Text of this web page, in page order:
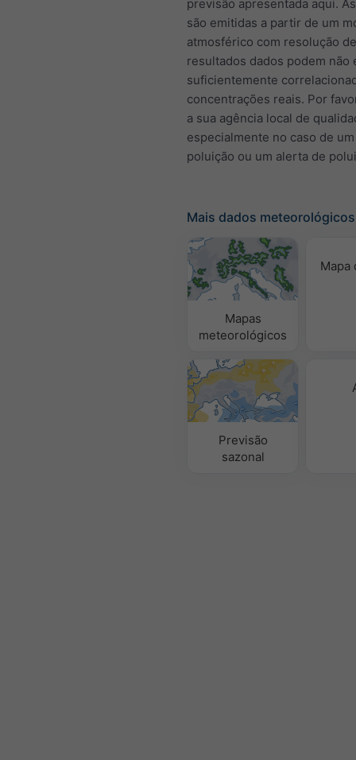
previsão apresentada aqui.
são emitidas a partir de um
atmosférico com resolução
resultados dados podem não
suficientemente
concentrações reais. Por
a sua agência local de
especialmente no caso de
poluição ou um alerta de
Mais dados meteorológicos
Mapas
meteorológicos
Mapa
Previsão
sazonal